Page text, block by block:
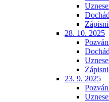
28. 10. 2025
23. 9. 2025